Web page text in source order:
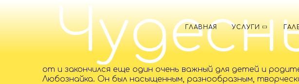
ГЛАВНАЯ УСЛУГИ
от и закончился еще один очень важный для детей и
Любознайка. Он был насыщенным, разнообразным,